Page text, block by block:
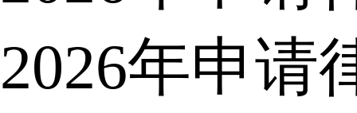
2026年申请